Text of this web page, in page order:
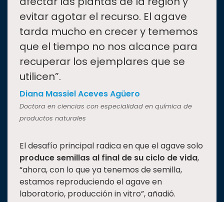
evitar agotar el recurso. El agave
tarda mucho en crecer y tememos
que el tiempo no nos alcance para
recuperar los ejemplares que se
utilicen”.
Diana Massiel Aceves Agüero
Doctora en ciencias con especialidad en química de
productos naturales
El desafío principal radica en que el agave solo
produce semillas al final de su ciclo de vida,
“ahora, con lo que ya tenemos de semilla,
estamos reproduciendo el agave en
laboratorio, producción in vitro”, añadió.